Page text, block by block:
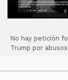
No hay petición
Trump por